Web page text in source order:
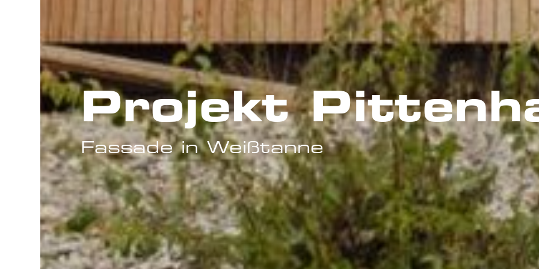
Projekt
Fassade in Weißtanne